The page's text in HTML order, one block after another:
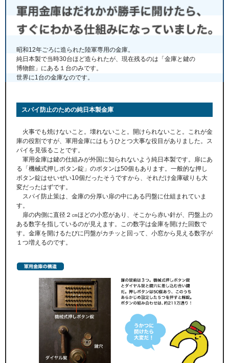
昭和12年ごろに造られた陸軍専用の金庫。
純日本製で当時30台ほど造られたが、現在残るのは「金庫と鍵の
博物館」にある１台のみです。
世界に1台の金庫なのです。
スパイ防止のための純日本製金庫
火事でも焼けないこと。壊れないこと。開けられないこと。これが金
庫の役割ですが、軍用金庫にはもうひとつ大事な役目がありました。ス
パイを見張ることです。
軍用金庫は鍵の仕組みが外国に知られないよう純日本製です。扉にあ
る「機械式押しボタン錠」のボタンは50個もあります。一般的な押し
ボタン錠はせいぜい10個だったそうですから、それだけ金庫破りも大
変だったはずです。
スパイ防止策は、金庫の分厚い扉の中にある円盤に仕組まれていま
す。
扉の内側に直径２㎝ほどの小窓があり、そこから赤い針が、円盤上の
ある数字を指しているのが見えます。この数字は金庫を開けた回数で
す。金庫を開けるたびに円盤がカチッと回って、小窓から見える数字が
１つ増えるのです。